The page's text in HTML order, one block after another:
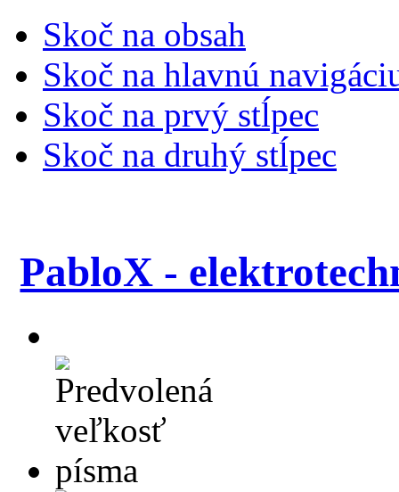
Skoč na obsah
Skoč na hlavnú
Skoč na prvý stĺpec
Skoč na druhý stĺpec
PabloX -